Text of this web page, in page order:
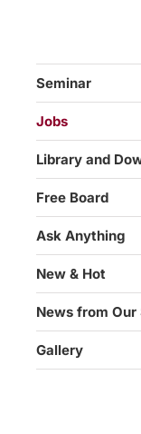
Seminar
Jobs
Library and
Free Board
Ask Anything
New & Hot
News from
Gallery